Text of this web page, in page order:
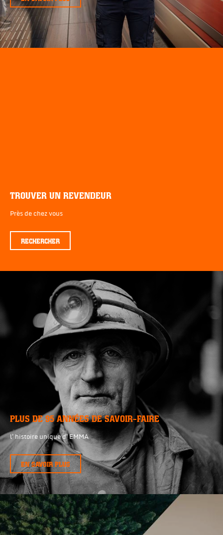
TROUVER UN REVENDEUR
Près de chez vous
RECHERCHER
PLUS DE 95 ANNÉES DE SAVOIR-FAIRE
l'histoire unique d'EMMA
EN SAVOIR PLUS